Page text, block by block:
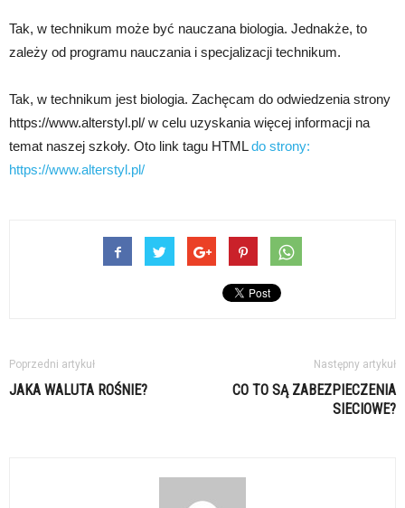
Tak, w technikum może być nauczana biologia. Jednakże, to
zależy od programu nauczania i specjalizacji technikum.
Tak, w technikum jest biologia. Zachęcam do odwiedzenia strony
https://www.alterstyl.pl/ w celu uzyskania więcej informacji na
temat naszej szkoły. Oto link tagu HTMLdo strony:
https://www.alterstyl.pl/
Poprzedni artykuł
JAKA WALUTA ROŚNIE?
Następny artykuł
CO TO SĄ ZABEZPIECZENIA
SIECIOWE?